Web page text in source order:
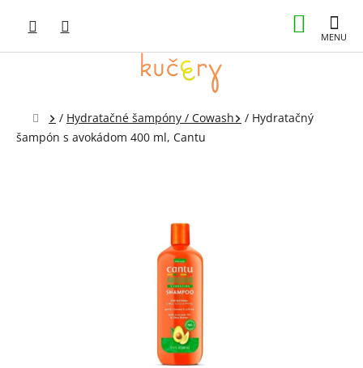
obsah
KOŠÍK
Domov
/ Hydratačné šampóny / Cowash / Hydratačný
šampón s avokádom 400 ml, Cantu